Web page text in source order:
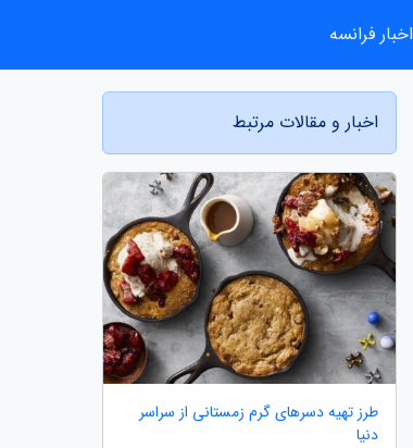
اخبار و مقالات مرتبط
طرز تهیه دسرهای گرم زمستانی از سراسر
دنیا
اخبار فرانسه